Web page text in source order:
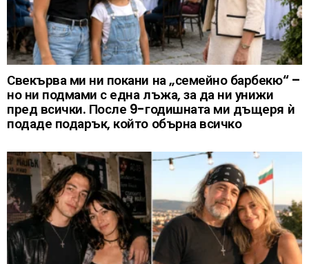
Свекърва ми ни покани на „семейно барбекю“ –
но ни подмами с една лъжа, за да ни унижи
пред всички. После 9-годишната ми дъщеря ѝ
подаде подарък, който обърна всичко